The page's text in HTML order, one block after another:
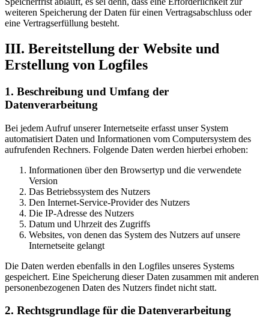
weiteren Speicherung der Daten für einen Vertragsabschluss oder
eine Vertragserfüllung besteht.
III. Bereitstellung der Website und
Erstellung von Logfiles
1. Beschreibung und Umfang der
Datenverarbeitung
Bei jedem Aufruf unserer Internetseite erfasst unser System
automatisiert Daten und Informationen vom Computersystem des
aufrufenden Rechners. Folgende Daten werden hierbei erhoben:
Informationen über den Browsertyp und die verwendete
Version
Das Betriebssystem des Nutzers
Den Internet-Service-Provider des Nutzers
Die IP-Adresse des Nutzers
Datum und Uhrzeit des Zugriffs
Websites, von denen das System des Nutzers auf unsere
Internetseite gelangt
Die Daten werden ebenfalls in den Logfiles unseres Systems
gespeichert. Eine Speicherung dieser Daten zusammen mit anderen
personenbezogenen Daten des Nutzers findet nicht statt.
2. Rechtsgrundlage für die Datenverarbeitung